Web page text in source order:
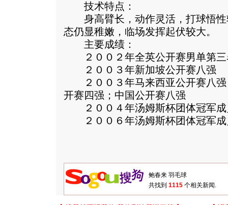
技术特点：
身高臂长，动作灵活，打球悟性
态仍显稚嫩，临场发挥起伏较大。
主要成绩：
２００２年全英公开赛男单第三
２００３年新加坡公开赛八强
２００３年马来西亚公开赛八强
开赛四强；中国公开赛八强
２００４年汤姆斯杯团体冠军成
２００６年汤姆斯杯团体冠军成
共找到 1115 个相关新闻.